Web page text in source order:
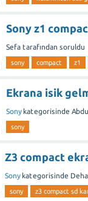
Sony z1
Sefa tarafından soruldu
sony compact z1
Ekrana isik
Sonykategorisinde
sony
Z3 compact
Sonykategorisinde Deha
sony z3 compact sd